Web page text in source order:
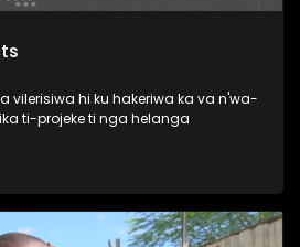
vilerisiwa hi ku hakeriwa ka va n'wa-
ti-projeke ti nga helanga